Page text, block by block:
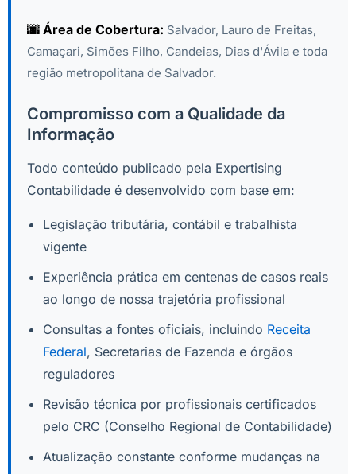
🌆 Área de Cobertura: Salvador, Lauro de Freitas,
Camaçari, Simões Filho, Candeias, Dias d'Ávila e toda
região metropolitana de Salvador.
Compromisso com a Qualidade da
Informação
Todo conteúdo publicado pela Expertising
Contabilidade é desenvolvido com base em:
Legislação tributária, contábil e trabalhista
vigente
Experiência prática em centenas de casos reais
ao longo de nossa trajetória profissional
Consultas a fontes oficiais, incluindo Receita
Federal, Secretarias de Fazenda e órgãos
reguladores
Revisão técnica por profissionais certificados
pelo CRC (Conselho Regional de Contabilidade)
Atualização constante conforme mudanças na